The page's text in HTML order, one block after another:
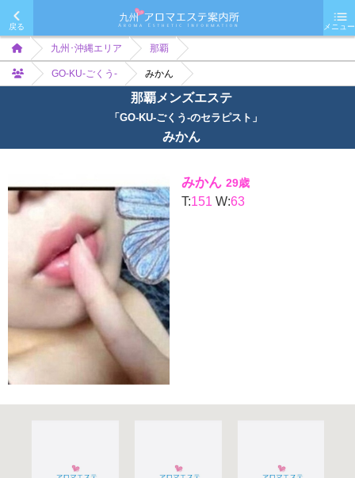
戻る メニュー
九州･沖縄エリア 那覇
GO-KU-ごくう- みかん
那覇メンズエステ
「GO-KU-ごくう-のセラピスト」
みかん
みかん 29歳
T:151 W:63